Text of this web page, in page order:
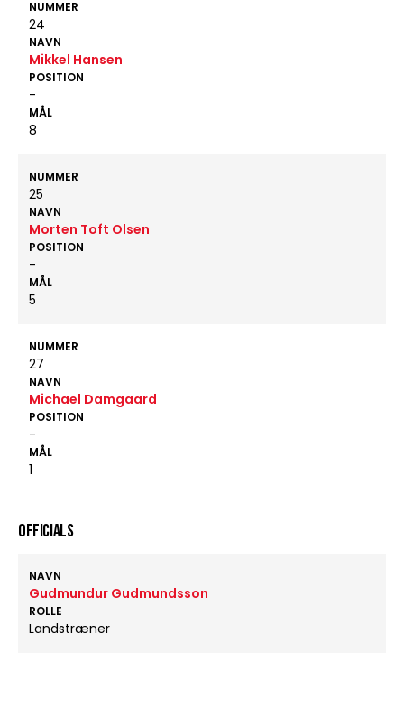
NUMMER
24
NAVN
Mikkel Hansen
POSITION
-
MÅL
8
NUMMER
25
NAVN
Morten Toft Olsen
POSITION
-
MÅL
5
NUMMER
27
NAVN
Michael Damgaard
POSITION
-
MÅL
1
OFFICIALS
NAVN
Gudmundur Gudmundsson
ROLLE
Landstræner